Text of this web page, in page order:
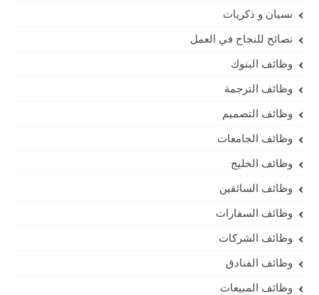
نسيان و ذكريات
نصائح للنجاح في العمل
وظائف البنوك
وظائف الترجمة
وظائف التصميم
وظائف الجامعات
وظائف الخليج
وظائف السائقين
وظائف السفارات
وظائف الشركات
وظائف الفنادق
وظائف المبيعات